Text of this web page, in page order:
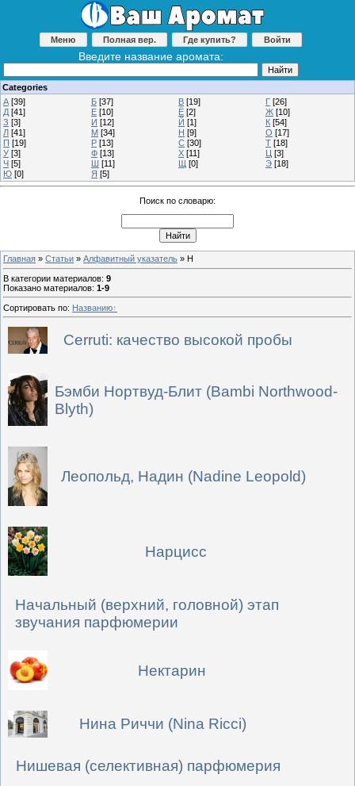
Меню Полная вер. Где купить? Войти
Введите название аромата:
Categories
А [39] Б [37] В [19] Г [26]
Д [41] Е [10] Ё [2] Ж [10]
З [3] И [12] Й [1] К [54]
Л [41] М [34] Н [9] О [17]
П [19] Р [13] С [30] Т [18]
У [3] Ф [13] Х [11] Ц [3]
Ч [5] Ш [11] Щ [0] Э [18]
Ю [0] Я [5]
Поиск по словарю:
Главная » Статьи » Алфавитный указатель » Н
В категории материалов: 9
Показано материалов: 1-9
Сортировать по: Названию
Cerruti: качество высокой пробы
Бэмби Нортвуд-Блит (Bambi Northwood-
Blyth)
Леопольд, Надин (Nadine Leopold)
Нарцисс
Начальный (верхний, головной) этап
звучания парфюмерии
Нектарин
Нина Риччи (Nina Ricci)
Нишевая (селективная) парфюмерия